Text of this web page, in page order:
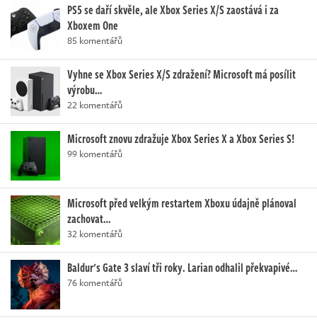
PS5 se daří skvěle, ale Xbox Series X/S zaostává i za
Xboxem One
85 komentářů
Vyhne se Xbox Series X/S zdražení? Microsoft má posílit
výrobu…
22 komentářů
Microsoft znovu zdražuje Xbox Series X a Xbox Series S!
99 komentářů
Microsoft před velkým restartem Xboxu údajně plánoval
zachovat…
32 komentářů
Baldur's Gate 3 slaví tři roky. Larian odhalil překvapivé…
76 komentářů